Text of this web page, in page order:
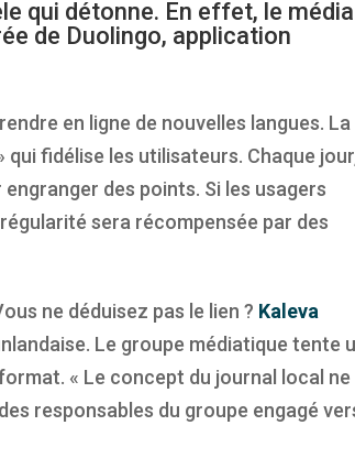
qui détonne. En effet, le
de Duolingo, application
en ligne de nouvelles langues. La
qui fidélise les utilisateurs. Chaque
des points. Si les usagers
sera récompensée par des
ne déduisez pas le lien ? Kaleva
Le groupe médiatique tente
« Le concept du journal local ne
responsables du groupe engagé